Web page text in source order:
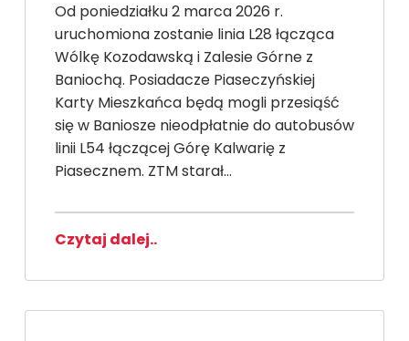
Od poniedziałku 2 marca 2026 r.
uruchomiona zostanie linia L28 łącząca
Wólkę Kozodawską i Zalesie Górne z
Baniochą. Posiadacze Piaseczyńskiej
Karty Mieszkańca będą mogli przesiąść
się w Baniosze nieodpłatnie do autobusów
linii L54 łączącej Górę Kalwarię z
Piasecznem. ZTM starał…
Czytaj dalej..